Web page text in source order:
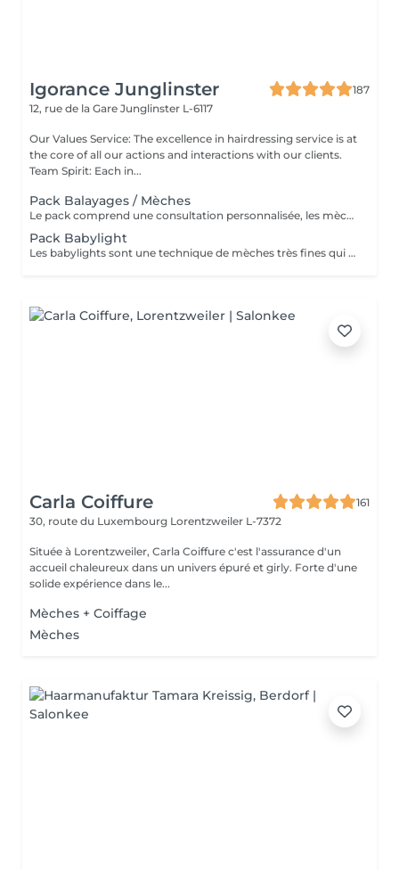
Igorance Junglinster
187
12, rue de la Gare Junglinster L-6117
Our Values Service: The excellence in hairdressing service is at
the core of all our actions and interactions with our clients.
Team Spirit: Each in...
Pack Balayages / Mèches
Le pack comprend une consultation personnalisée, les mèches avec les produits LOREAL PROFESSIONNEL, shampooing et conditionneur spécifiques REDKEN, le séchage et les produits de styling REDKEN. Option Coupe : la coupe IGORANCE, ( finition sur cheveux sec), le séchage et les produits de styling REDKEN. * Tarifs à titre indicatifs à confirmer après la consultation personnalisée établit auprès de votre coiffeur/stylist/spécialiste * La direction se réserve le droit d’apporter des modifications pour le bon fonctionnement du salon
Pack Babylight
Les babylights sont une technique de mèches très fines qui donne un résultat lumineux. Le pack comprend une consultation personnalisée, des babylights avec les produits LOREAL PROFESSIONNEL, shampooing et conditionneur spécifiques REDKEN, le séchage et les produits de styling REDKEN Option Coupe : la coupe IGORANCE, ( finition sur cheveux sec), le séchage et les produits de styling REDKEN. * Tarifs à titre indicatifs à confirmer après la consultation personnalisée établit auprès de votre coiffeur/stylist/spécialiste * La direction se réserve le droit d’apporter des modifications pour le bon fonctionnement du salon
Carla Coiffure
161
30, route du Luxembourg Lorentzweiler L-7372
Située à Lorentzweiler, Carla Coiffure c'est l'assurance d'un
accueil chaleureux dans un univers épuré et girly. Forte d'une
solide expérience dans le...
Mèches + Coiffage
Mèches